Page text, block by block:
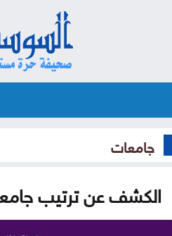
جامعات
الكشف عن ترتيب